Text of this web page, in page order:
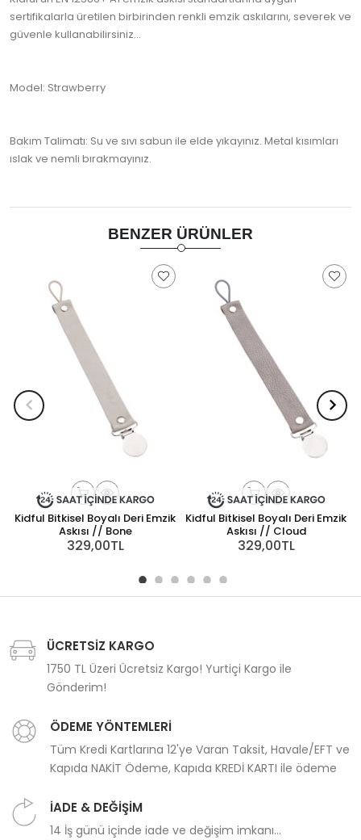
sertifikalarla üretilen birbirinden renkli emzik askılarını, severek ve
güvenle kullanabilirsiniz...
Model: Strawberry
Bakım Talimatı: Su ve sıvı sabun ile elde yıkayınız. Metal kısımları
ıslak ve nemli bırakmayınız.
BENZER ÜRÜNLER
Kidful Bitkisel Boyalı Deri Emzik
Askısı // Bone
329,00TL
Kidful Bitkisel Boyalı Deri Emzik
Askısı // Cloud
329,00TL
ÜCRETSİZ KARGO
1750 TL Üzeri Ücretsiz Kargo! Yurtiçi Kargo ile
Gönderim!
ÖDEME YÖNTEMLERİ
Tüm Kredi Kartlarına 12'ye Varan Taksit, Havale/EFT ve
Kapıda NAKİT Ödeme, Kapıda KREDİ KARTI ile ödeme
İADE & DEĞİŞİM
14 İş günü içinde iade ve değişim imkanı...